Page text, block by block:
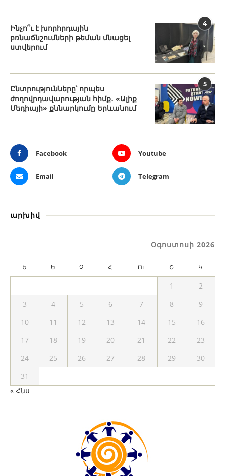
4
Ինչո՞ւ է խորհրդային
բռնաճնշումների թեման մնացել
ստվերում
5
Ընտրությունները՝ որպես
ժողովրդավարության հիմք․ «Ալիք
Մեդիայի» քննարկումը Երևանում
Facebook Youtube
Email Telegram
արխիվ
Օգոստոսի 2026
Ե Ե Չ Հ Ու Շ Կ
1
2
3
4 5 6 7 8
9
10
11 12 13 14 15
16
17
18 19 20 21 22
23
24
25 26 27 28 29
30
31
« Հնս